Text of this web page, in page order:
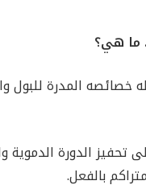
ما هي؟
خصائصه المدرة للبول
تحفيز الدورة الدموية
بالفعل.